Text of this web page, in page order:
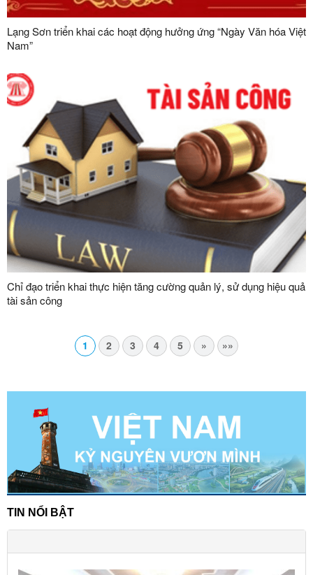
Lạng Sơn triển khai các hoạt động hưởng ứng “Ngày Văn hóa Việt
Nam”
Chỉ đạo triển khai thực hiện tăng cường quản lý, sử dụng hiệu quả
tài sản công
1 2 3 4 5 » »»
TIN NỔI BẬT